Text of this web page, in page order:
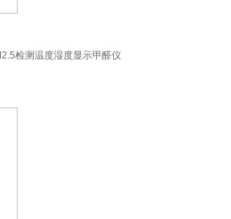
检测温度湿度显示甲醛仪